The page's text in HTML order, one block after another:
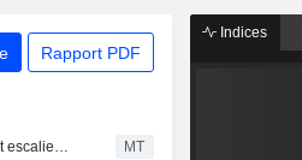
Rapport PDF
Kone fournira les ascenseurs et escaliers mécaniques d'un projet immobilier à Londres MT
Indices